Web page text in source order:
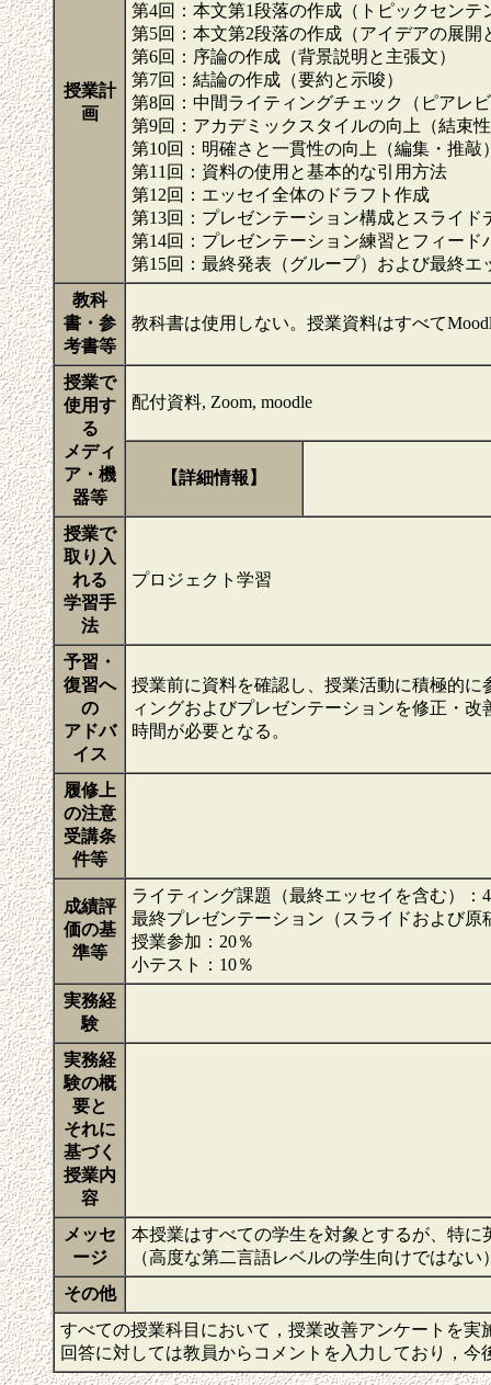
授業計
画
第4回：本文第1段落の作成（トピックセンテ
第5回：本文第2段落の作成（アイデアの展開
第6回：序論の作成（背景説明と主張文）
第7回：結論の作成（要約と示唆）
第8回：中間ライティングチェック（ピアレ
第9回：アカデミックスタイルの向上（結束
第10回：明確さと一貫性の向上（編集・推敲
第11回：資料の使用と基本的な引用方法
第12回：エッセイ全体のドラフト作成
第13回：プレゼンテーション構成とスライド
第14回：プレゼンテーション練習とフィード
第15回：最終発表（グループ）および最終エ
教科
書・参
考書等
教科書は使用しない。授業資料はすべて
授業で
使用す
る
メディ
ア・機
器等
配付資料, Zoom, moodle
【詳細情報】
授業で
取り入
れる
学習手
法
プロジェクト学習
予習・
復習へ
の
アドバ
イス
授業前に資料を確認し、授業活動に積極的
ィングおよびプレゼンテーションを修正・
時間が必要となる。
履修上
の注意
受講条
件等
成績評
価の基
準等
ライティング課題（最終エッセイを含む）：
最終プレゼンテーション（スライドおよび原
授業参加：20％
小テスト：10％
実務経
験
実務経
験の概
要と
それに
基づく
授業内
容
メッセ
ージ
本授業はすべての学生を対象とするが、特
（高度な第二言語レベルの学生向けではない
その他
すべての授業科目において，授業改善アンケートを
回答に対しては教員からコメントを入力しており，